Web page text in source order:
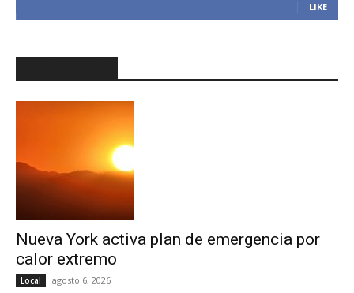
LIKE
Nueva York activa plan de emergencia por
calor extremo
Local agosto 6, 2026